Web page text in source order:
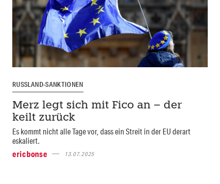
RUSSLAND-SANKTIONEN
Merz legt sich mit Fico an – der
keilt zurück
Es kommt nicht alle Tage vor, dass ein Streit in der EU derart
eskaliert.
ericbonse
13.07.2025